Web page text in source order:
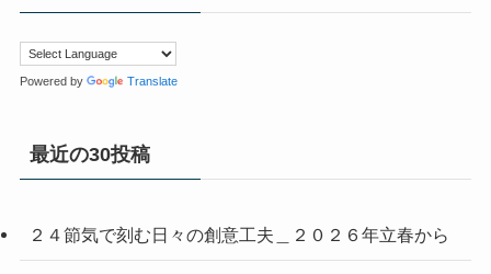
Powered by Translate
最近の30投稿
２４節気で刻む日々の創意工夫＿２０２６年立春から